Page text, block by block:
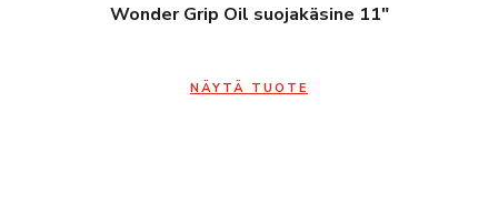
Wonder Grip Oil suojakäsine 11″
NÄYTÄ TUOTE